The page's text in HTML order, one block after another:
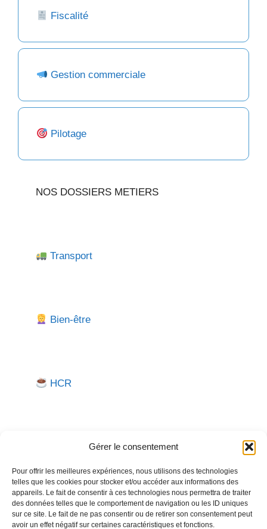
Gérer le consentement
Pour offrir les meilleures expériences, nous utilisons des technologies
telles que les cookies pour stocker et/ou accéder aux informations des
appareils. Le fait de consentir à ces technologies nous permettra de traiter
des données telles que le comportement de navigation ou les ID uniques
sur ce site. Le fait de ne pas consentir ou de retirer son consentement peut
avoir un effet négatif sur certaines caractéristiques et fonctions.
Fiscalité
Gestion commerciale
Pilotage
NOS DOSSIERS METIERS
Transport
Bien-être
HCR
Besoin d'aide pour créer ou gérer votre entreprise ?
Un expert vous répond.
Nous contacter →